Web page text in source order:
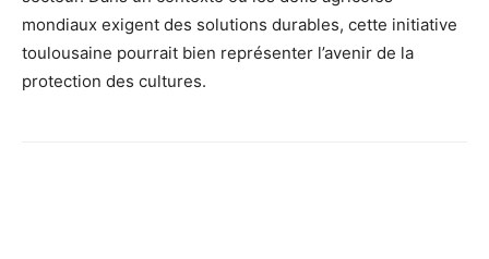
mondiaux exigent des solutions durables, cette initiative
toulousaine pourrait bien représenter l’avenir de la
protection des cultures.